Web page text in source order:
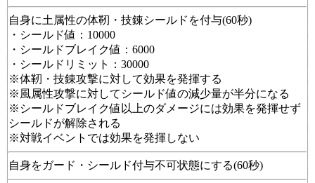
自身に土属性の体靭・技錬シールドを付与(60秒)
・シールド値：10000
・シールドブレイク値：6000
・シールドリミット：30000
※体靭・技錬攻撃に対して効果を発揮する
※風属性攻撃に対してシールド値の減少量が半分になる
※シールドブレイク値以上のダメージには効果を発揮せず
シールドが解除される
※対戦イベントでは効果を発揮しない
自身をガード・シールド付与不可状態にする(60秒)